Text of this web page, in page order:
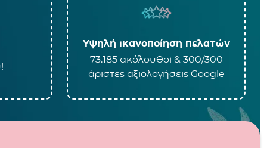
Υψηλή ικανοποίηση πελατών
73.185 ακόλουθοι & 300/300
άριστες αξιολογήσεις Google